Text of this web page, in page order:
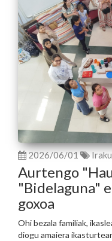
2026/06/01
Aurtengo
"Bidelaguna"
goxoa
Ohi bezala familiak,
diogu amaiera